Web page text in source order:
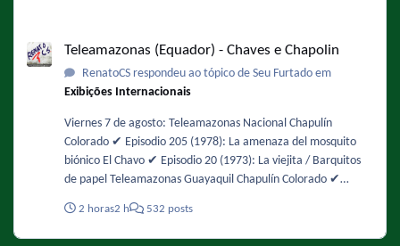
Teleamazonas (Equador) - Chaves e Chapolin
RenatoCS respondeu ao tópico de Seu Furtado em
Exibições Internacionais
Viernes 7 de agosto: Teleamazonas Nacional Chapulín
Colorado ✔️ Episodio 205 (1978): La amenaza del mosquito
biónico El Chavo ✔️ Episodio 20 (1973): La viejita / Barquitos
de papel Teleamazonas Guayaquil Chapulín Colorado ✔️
Chavo ✔️ Episodio 106 (1976): Barriendo el patio
2 horas2 h 532 posts